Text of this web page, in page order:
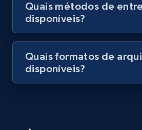
Lazada - Products - Discover
price, Currency, Stock, and more.
991+ 165+
Quais métodos de
disponíveis?
Quais formatos de
disponíveis?